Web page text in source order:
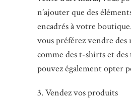
n’ajouter que des
encadrés à votre
vous préférez vendre des
comme des t-shirts et des
pouvez également opter
3. Vendez vos produits